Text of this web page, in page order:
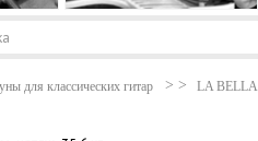
для классических гитар LA BELLA